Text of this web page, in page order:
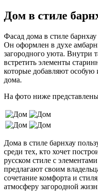
Дом в стиле
Фасад дома в стиле
Он оформлен в духе
загородного уюта. Внутри
встретить элементы
которые добавляют
дома.
На фото ниже
Дома в стиле барнхау
среди тех, кто хочет
русском стиле с
предлагают своим
сочетание комфорта и
атмосферу загородной